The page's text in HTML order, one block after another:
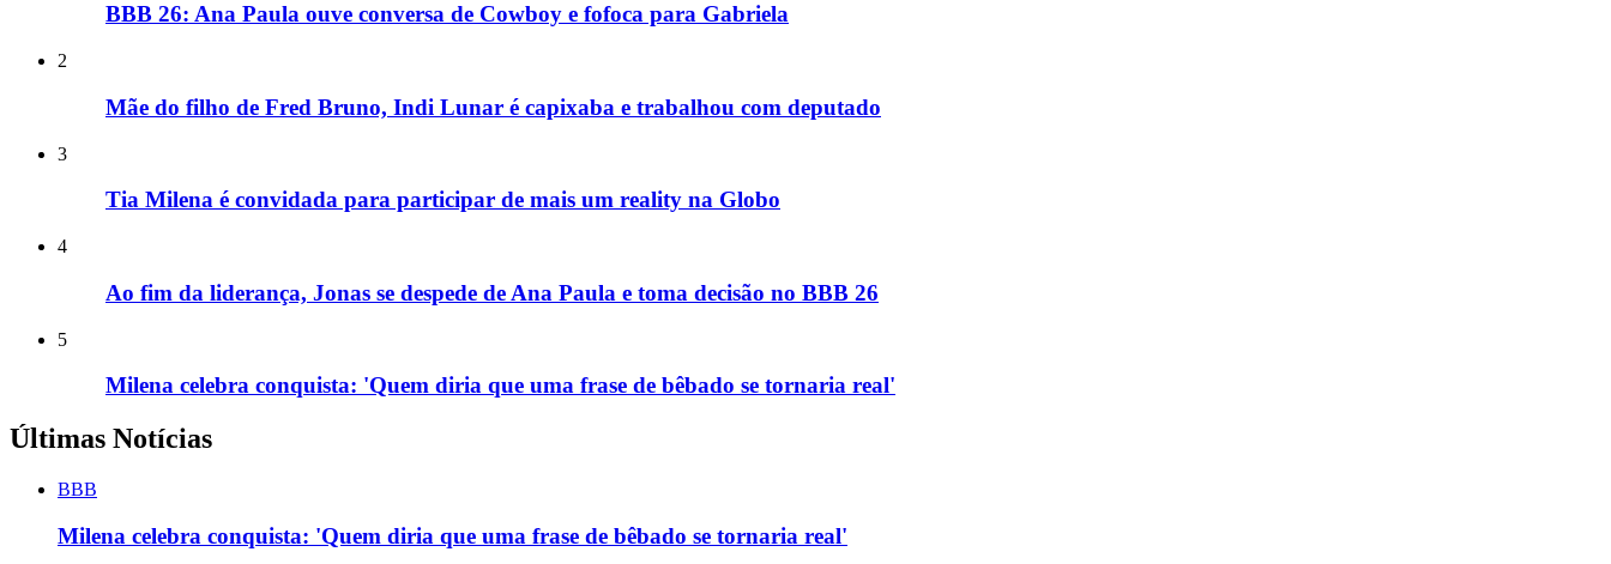
BBB 26: Ana Paula ouve conversa de Cowboy e fofoca para Gabriela
2
Mãe do filho de Fred Bruno, Indi Lunar é capixaba e trabalhou com deputado
3
Tia Milena é convidada para participar de mais um reality na Globo
4
Ao fim da liderança, Jonas se despede de Ana Paula e toma decisão no BBB 26
5
Milena celebra conquista: 'Quem diria que uma frase de bêbado se tornaria real'
Últimas Notícias
BBB
Milena celebra conquista: 'Quem diria que uma frase de bêbado se tornaria real'